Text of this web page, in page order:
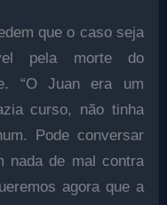
que o caso seja
pela morte do
“O Juan era um
curso, não tinha
Pode conversar
nada de mal contra
agora que a